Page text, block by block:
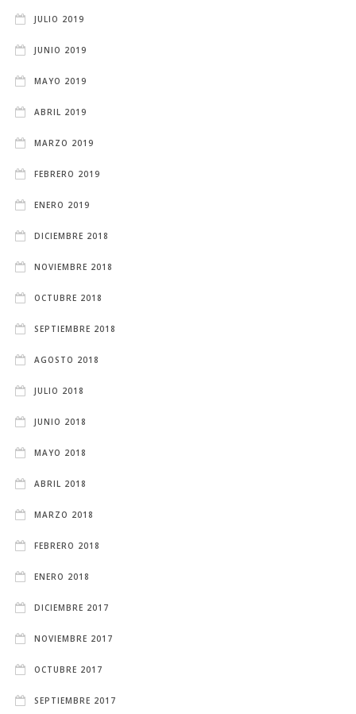
JULIO 2019
JUNIO 2019
MAYO 2019
ABRIL 2019
MARZO 2019
FEBRERO 2019
ENERO 2019
DICIEMBRE 2018
NOVIEMBRE 2018
OCTUBRE 2018
SEPTIEMBRE 2018
AGOSTO 2018
JULIO 2018
JUNIO 2018
MAYO 2018
ABRIL 2018
MARZO 2018
FEBRERO 2018
ENERO 2018
DICIEMBRE 2017
NOVIEMBRE 2017
OCTUBRE 2017
SEPTIEMBRE 2017